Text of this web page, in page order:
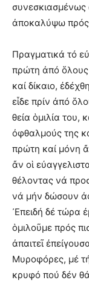
συνεσκιασμένως
ἀποκαλύψω
Πραγματικά τό
πρώτη ἀπό
καί δίκαιο,
εἶδε πρίν ἀπό
θεία ὁμιλία του,
ὀφθαλμούς της
πρώτη καί μόνη
ἄν οἱ
θέλοντας νά
νά μήν δώσουν
᾿Επειδή δέ τώρα
ὁμιλοῦμε πρός
ἀπαιτεῖ
Μυροφόρες, μέ
κρυφό πού δέν